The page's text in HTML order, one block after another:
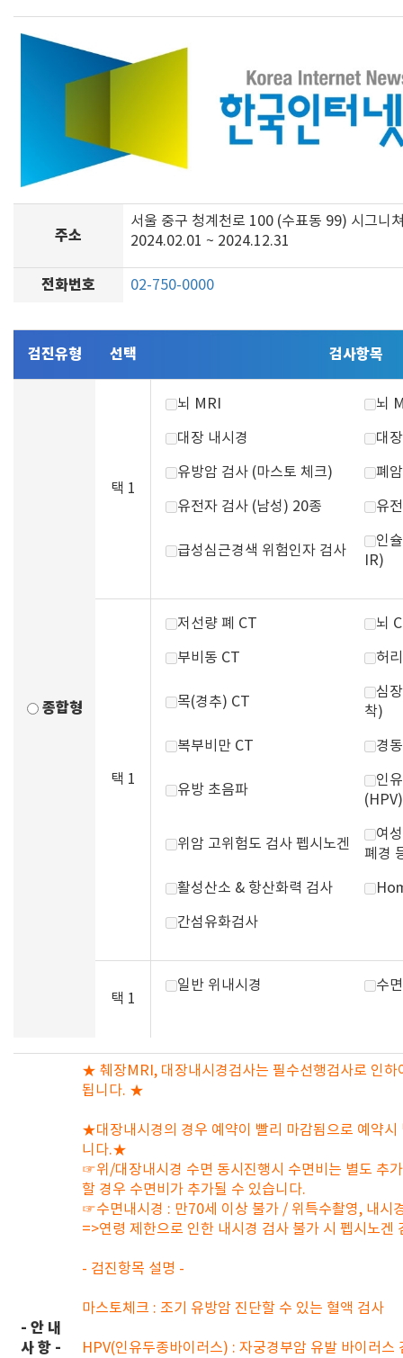
주소
서울 중구 청계천로 100 (수표동 99) 시그니
2024.02.01 ~ 2024.12.31
전화번호 02-750-0000
검진유형 선택 검사항목
종합형
택 1
뇌 MRI 뇌
대장 내시경 대
유방암 검사 (마스토 체크) 폐
유전자 검사 (남성) 20종 유
급성심근경색 위험인자 검사
인
IR)
택 1
저선량 폐 CT 뇌
부비동 CT 허
목(경추) CT
심
착)
복부비만 CT 경
유방 초음파
인
(HPV)
위암 고위험도 검사 펩시노겐
여
폐경
활성산소 & 항산화력 검사
간섬유화검사
택 1
일반 위내시경 수
- 안 내
사 항 -
★ 췌장MRI, 대장내시경검사는 필수선행검사로 인하
됩니다. ★
★대장내시경의 경우 예약이 빨리 마감됨으로 예약시
니다.★
☞위/대장내시경 수면 동시진행시 수면비는 별도 추
할 경우 수면비가 추가될 수 있습니다.
☞수면내시경 : 만70세 이상 불가 / 위특수촬영, 내시
=>연령 제한으로 인한 내시경 검사 불가 시 펩시노겐
- 검진항목 설명 -
마스토체크 : 조기 유방암 진단할 수 있는 혈액 검사
HPV(인유두종바이러스) : 자궁경부암 유발 바이러스